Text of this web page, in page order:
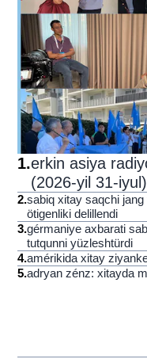
1.erkin asiya
(2026-yil 31-iyul)
2.sabiq xitay saqchi
ötigenliki delillendi
3.gérmaniye axbarati
tutqunni yüzleshtürdi
4.amérikida xitay
5.adryan zénz: xitayda